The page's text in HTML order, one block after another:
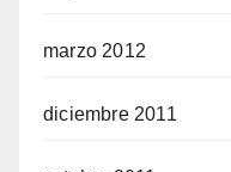
marzo 2012
diciembre 2011